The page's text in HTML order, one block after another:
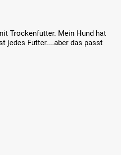
stars
Trockenfutter. Mein Hund hat
jedes Futter....aber das passt
stars